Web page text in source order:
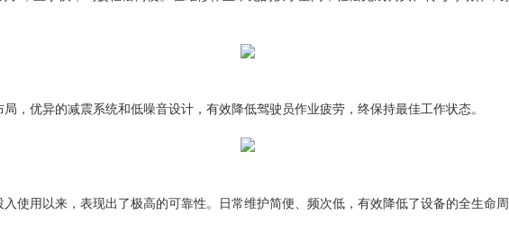
，优异的减震系统和低噪音设计，有效降低驾驶员作业疲劳，终保持最佳工作状态。
使用以来，表现出了极高的可靠性。日常维护简便、频次低，有效降低了设备的全生命